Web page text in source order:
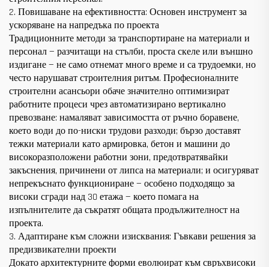
2. Повишаване на ефективността: Основен инструмент за
ускоряване на напредъка по проекта
Традиционните методи за транспортиране на материали и
персонал — разчитащи на стълби, проста скеле или външно
издигане — не само отнемат много време и са трудоемки, но
често нарушават строителния ритъм. Професионалните
строителни асансьори обаче значително оптимизират
работните процеси чрез автоматизирано вертикално
превозване: намаляват зависимостта от ръчно боравене,
което води до по-ниски трудови разходи; бързо доставят
тежки материали като армировка, бетон и машини до
високоразположени работни зони, предотвратявайки
закъснения, причинени от липса на материали; и осигуряват
непрекъснато функциониране — особено подходящо за
високи сгради над 30 етажа — което помага на
изпълнителите да съкратят общата продължителност на
проекта.
3. Адаптиране към сложни изисквания: Гъвкави решения за
предизвикателни проекти
Докато архитектурните форми еволюират към свръхвисоки